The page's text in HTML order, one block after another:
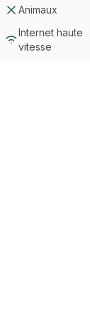
Animaux
Internet haute
vitesse